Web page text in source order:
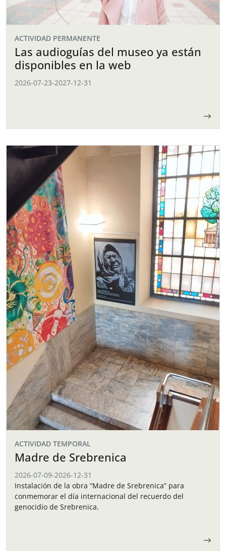
ACTIVIDAD PERMANENTE
Las audioguías del museo ya están
disponibles en la web
2026-07-23-2027-12-31
ACTIVIDAD TEMPORAL
Madre de Srebrenica
2026-07-09-2026-12-31
Instalación de la obra “Madre de Srebrenica” para
conmemorar el día internacional del recuerdo del
genocidio de Srebrenica.